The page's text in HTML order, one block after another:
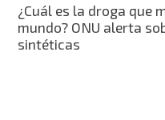
¿Cuál es la droga que
mundo? ONU alerta
sintéticas